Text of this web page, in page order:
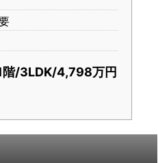
階/3LDK/4,798万円